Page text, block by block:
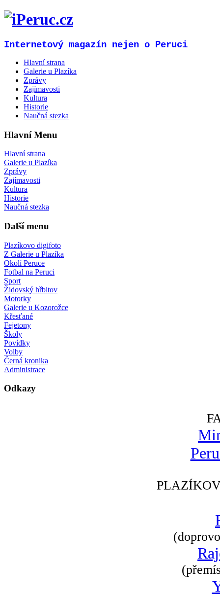
Internetový magazín nejen o Peruci
Hlavní strana
Galerie u Plazíka
Zprávy
Zajímavosti
Kultura
Historie
Naučná stezka
Hlavní Menu
Hlavní strana
Galerie u Plazíka
Zprávy
Zajímavosti
Kultura
Historie
Naučná stezka
Další menu
Plazíkovo digifoto
Z Galerie u Plazíka
Okolí Peruce
Fotbal na Peruci
Sport
Židovský hřbitov
Motorky
Galerie u Kozorožce
Křesťané
Fejetony
Školy
Povídky
Volby
Černá kronika
Administrace
Odkazy